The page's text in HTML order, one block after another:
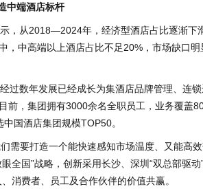
中端酒店标杆
2018—2024年，经济型酒店占比逐渐下滑
，中高端以上酒店占比不足20%，市场缺口
年发展已经成长为集酒店品牌管理、连锁
前，集团拥有3000余名全职员工，业务覆盖
国酒店集团规模TOP50。
打造一个能快速感知市场温度、又能高效
全国”战略，创新采用长沙、深圳“双总部驱
消费者、员工及合作伙伴的价值共赢。